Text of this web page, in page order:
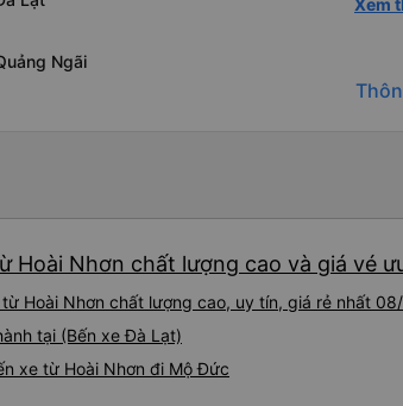
Ngãi
Wi-Fi
hơn,
lặng
Xem
Hoài Nhơn chất lượng cao và giá vé
Hoài Nhơn chất lượng cao, uy tín, giá rẻ nhất
tại (Bến xe Đà Lạt)
xe từ Hoài Nhơn đi Mộ Đức